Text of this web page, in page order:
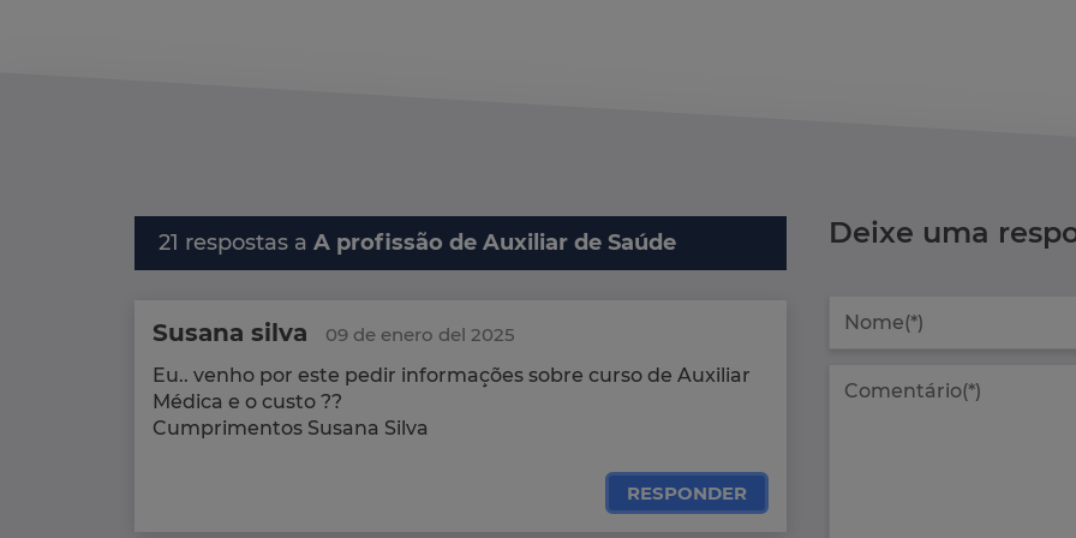
21 respostas a A profissão de Auxiliar de Saúde
Susana silva
09 de enero del 2025
Eu.. venho por este pedir informações sobre curso de Auxiliar
Médica e o custo ??
Cumprimentos Susana Silva
RESPONDER
Deixe uma